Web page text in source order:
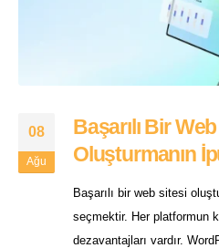
08
Ağu
Başarılı Bir
Oluşturmanın
Başarılı bir web sitesi
seçmektir. Her platformun
dezavantajları vardır.